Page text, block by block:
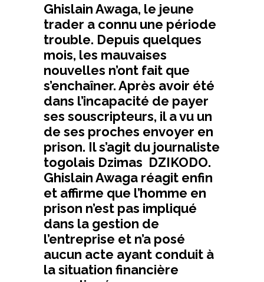
Ghislain Awaga, le jeune
trader a connu une période
trouble. Depuis quelques
mois, les mauvaises
nouvelles n’ont fait que
s’enchaîner. Après avoir été
dans l’incapacité de payer
ses souscripteurs, il a vu un
de ses proches envoyer en
prison. Il s’agit du journaliste
togolais Dzimas DZIKODO.
Ghislain Awaga réagit enfin
et affirme que l’homme en
prison n’est pas impliqué
dans la gestion de
l’entreprise et n’a posé
aucun acte ayant conduit à
la situation financière